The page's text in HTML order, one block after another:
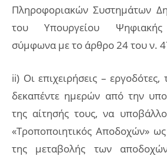
Πληροφοριακών Συστημάτων
του Υπουργείου Ψηφιακής
σύμφωνα με το άρθρο 24 του ν.
ii) Οι επιχειρήσεις –
δεκαπέντε ημερών από την
της αίτησής τους, να
«Τροποποιητικός Αποδοχών»
της μεταβολής των